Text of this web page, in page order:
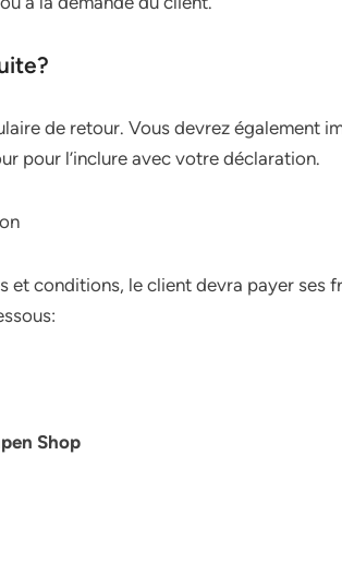
de retour. Vous devrez également
pour l’inclure avec votre déclaration.
et conditions, le client devra payer ses
Shop